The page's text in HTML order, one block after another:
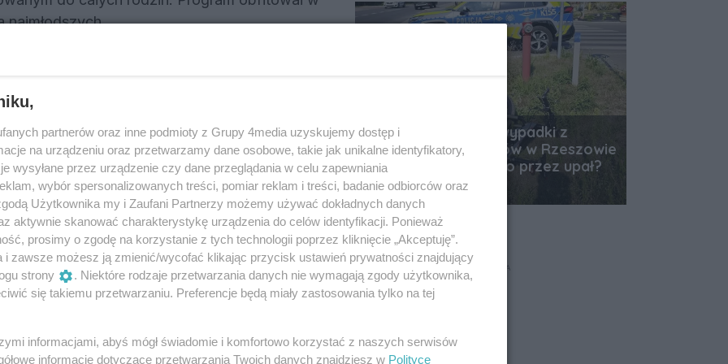
Rady Gminy Ostrów. Na scenie
i Tańca „Wrzos”, grupa „Roztańczone
przy Centrum Kultury i Bibliotek Gminy
przygotowanych przez Studio FAMA. Na
strefa animacji, bogata oferta
Reklama
późnych godzin wieczornych. O muzyczną
Snikers, który zachęcił uczestników do
Od rana już cztery wypadki z
udziałem jednośladów w Rzeszowie
i okolicach. Wszystko przez upał?
Data dodania artykułu:
06.08.2026 12:36
REKLAMA
partnerów oraz inne podmioty z Grupy 4media uzyskujemy dostęp i
na urządzeniu oraz przetwarzamy dane osobowe, takie jak unikalne identyfikatory,
wysyłane przez urządzenie czy dane przeglądania w celu zapewniania
wybór spersonalizowanych treści, pomiar reklam i treści, badanie odbiorców oraz
Użytkownika my i Zaufani Partnerzy możemy używać dokładnych danych
aktywnie skanować charakterystykę urządzenia do celów identyfikacji. Ponieważ
prosimy o zgodę na korzystanie z tych technologii poprzez kliknięcie „Akceptuję”.
i zawsze możesz ją zmienić/wycofać klikając przycisk ustawień prywatności znajdujący
strony
. Niektóre rodzaje przetwarzania danych nie wymagają zgody użytkownika,
się takiemu przetwarzaniu. Preferencje będą miały zastosowania tylko na tej
informacjami, abyś mógł świadomie i komfortowo korzystać z naszych serwisów
informacje dotyczące przetwarzania Twoich danych znajdziesz w Polityce